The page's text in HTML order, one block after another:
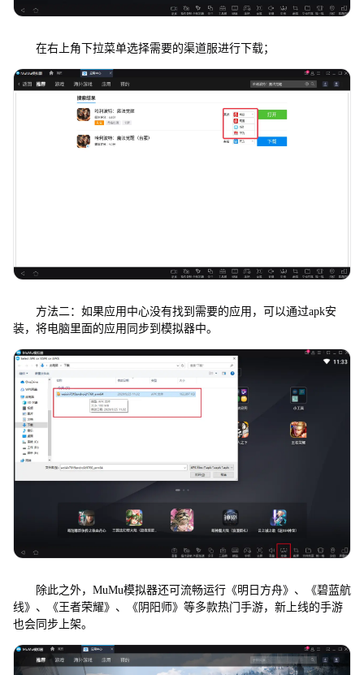
在右上角下拉菜单选择需要的渠道服进行下载；
方法二：如果应用中心没有找到需要的应用，可以通过apk安
装，将电脑里面的应用同步到模拟器中。
除此之外，MuMu模拟器还可流畅运行《明日方舟》、《碧蓝航
线》、《王者荣耀》、《阴阳师》等多款热门手游，新上线的手游
也会同步上架。